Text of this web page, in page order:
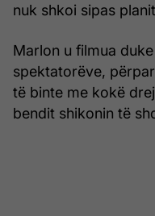
nuk shkoi sipas
Marlon u filmua
spektatorëve,
të binte me kokë
bendit shikonin të